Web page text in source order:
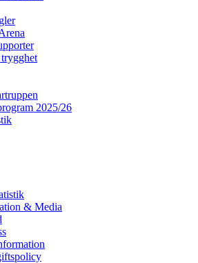
2025/26
& Media